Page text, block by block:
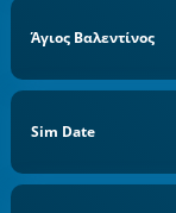
Άγιος Βαλεντίνος
Sim Date